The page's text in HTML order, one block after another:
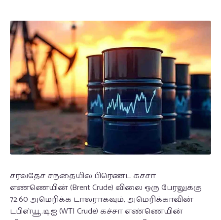
சர்வதேச சந்தையில் பிரெண்ட் கச்சா
எண்ணெயின் (Brent Crude) விலை ஒரு பேரலுக்கு
72.60 அமெரிக்க டாலராகவும், அமெரிக்காவின்
டபிள்யூ.டி.ஐ (WTI Crude) கச்சா எண்ணெயின்